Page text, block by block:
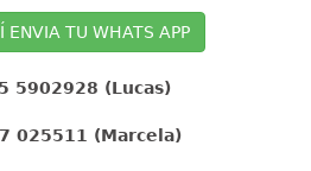
ENVIA TU WHATS APP
5902928 (Lucas)
025511 (Marcela)